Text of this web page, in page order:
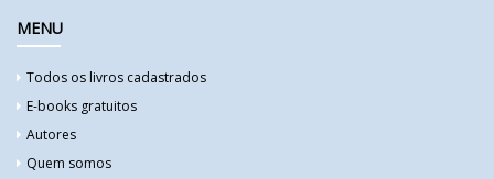
MENU
Todos os livros cadastrados
E-books gratuitos
Autores
Quem somos